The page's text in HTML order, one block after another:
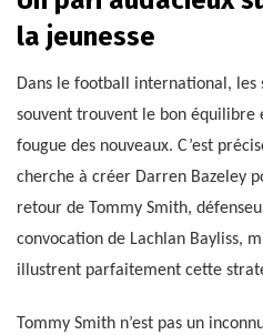
la jeunesse
Dans le football international, les
souvent trouvent le bon équilibre
fougue des nouveaux. C’est
cherche à créer Darren Bazeley
retour de Tommy Smith,
convocation de Lachlan Bayliss,
illustrent parfaitement cette
Tommy Smith n’est pas un